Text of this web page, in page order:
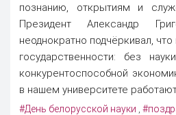
познанию, открытиям и
Президент Александр
неоднократно подчёркивал,
государственности: без
конкурентоспособной
в нашем университете
#День белорусской науки ,